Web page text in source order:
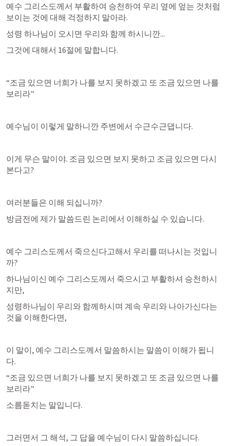
예수 그리스도께서 부활하여 승천하여 우리 옆에 엎는 것처럼
보이는 것에 대해 걱정하지 말아라.
성령 하나님이 오시면 우리와 함께 하시니깐...
그것에 대해서 16절에 말합니다.
“조금 있으면 너희가 나를 보지 못하겠고 또 조금 있으면 나를
보리라"
예수님이 이렇게 말하니깐 주변에서 수근수근댑니다.
이게 무슨 말이야. 조금 있으면 보지 못하고 조금 있으면 다시
본다고?
여러분들은 이해 되십니까?
방금전에 제가 말씀드린 논리에서 이해하실 수 있습니다.
예수 그리스도께서 죽으신다고해서 우리를 떠나시는 것입니
까?
하나님이신 예수 그리스도께서 죽으시고 부활하셔 승천하시
지만,
성령하나님이 우리와 함께하시며 계속 우리와 나아가신다는
것을 이해한다면,
이 말이, 예수 그리스도께서 말씀하시는 말씀이 이해가 됩니
다.
“조금 있으면 너희가 나를 보지 못하겠고 또 조금 있으면 나를
보리라"
소름돋치는 말입니다.
그러면서 그 해석, 그 답을 예수님이 다시 말씀하십니다.